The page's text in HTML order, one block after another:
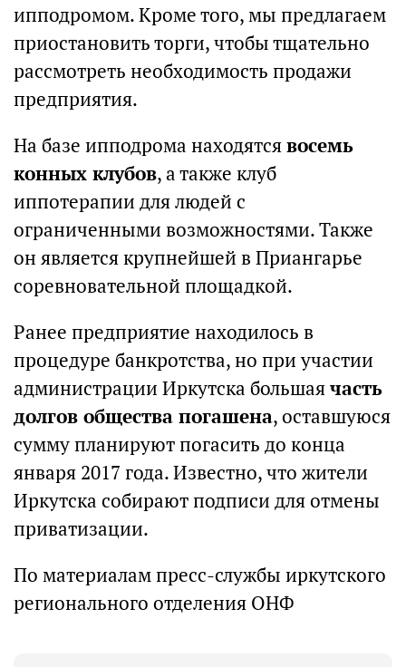
ипподромом. Кроме того, мы предлагаем
приостановить торги, чтобы тщательно
рассмотреть необходимость продажи
предприятия.
На базе ипподрома находятсявосемь
конных клубов, а также клуб
иппотерапии для людей с
ограниченными возможностями. Также
он является крупнейшей в Приангарье
соревновательной площадкой.
Ранее предприятие находилось в
процедуре банкротства, но при участии
администрации Иркутска большаячасть
долгов общества погашена, оставшуюся
сумму планируют погасить до конца
января 2017 года. Известно, что жители
Иркутска собирают подписи для отмены
приватизации.
По материалам пресс-службы иркутского
регионального отделения ОНФ